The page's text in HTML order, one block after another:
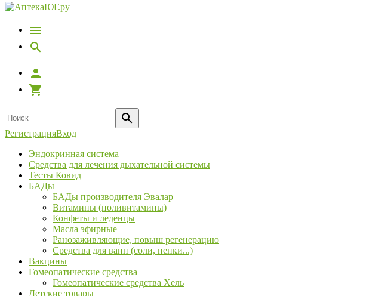
РегистрацияВход
Эндокринная система
Средства для лечения дыхательной системы
Тесты Ковид
БАДы
БАДы производителя Эвалар
Витамины (поливитамины)
Конфеты и леденцы
Масла эфирные
Ранозаживляющие, повыш регенерацию
Средства для ванн (соли, пенки...)
Вакцины
Гомеопатические средства
Гомеопатические средства Хель
Детские товары